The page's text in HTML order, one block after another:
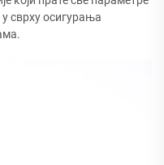
сврху осигурања